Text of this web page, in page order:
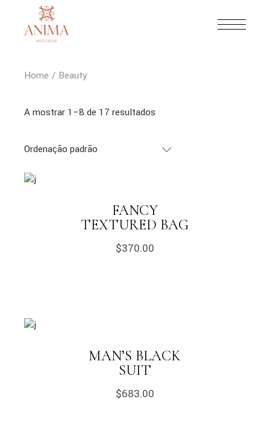
content
Home Beauty
A mostrar 1–8 de 17 resultados
Ordenação padrão
FANCY
TEXTURED BAG
$370.00
MAN’S BLACK
SUIT
$683.00